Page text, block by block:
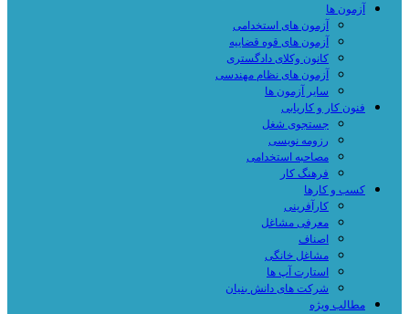
آزمون ها
آزمون های استخدامی
آزمون های قوه قضاییه
کانون وکلای دادگستری
آزمون های نظام مهندسی
سایر آزمون ها
فنون کار و کاریابی
جستجوی شغل
رزومه نویسی
مصاحبه استخدامی
فرهنگ کار
کسب و کارها
کارآفرینی
معرفی مشاغل
اصناف
مشاغل خانگی
استارت آپ ها
شرکت های دانش بنیان
مطالب ویژه